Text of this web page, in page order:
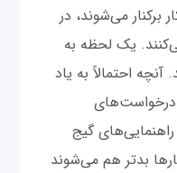
برکنار می‌شوند، در
یک لحظه به
احتمالاً به یاد
درخواست‌های
گیج
بدتر هم می‌شوند